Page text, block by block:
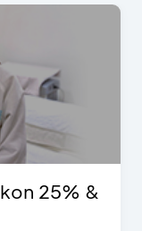
25% &